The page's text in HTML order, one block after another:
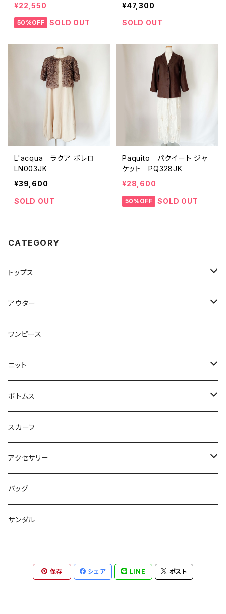
¥22,550
50%OFF SOLD OUT
¥47,300
SOLD OUT
L'acqua ラクア ボレロ
LN003JK
¥39,600
SOLD OUT
Paquito パクイート ジャ
ケット PQ328JK
¥28,600
50%OFF SOLD OUT
CATEGORY
トップス
トップス
ブラウス
Tシャツ
アウター
ジャケット
コート
ジレ
ブルゾン
ワンピース
ニット
ニット
カットソー
カーディガン
ジレ
ワンピース
ボトムス
スカート
パンツ
スカーフ
アクセサリー
ネックレス
バングル
スリッパ
バッグ
サンダル
保存 シェア LINE ポスト